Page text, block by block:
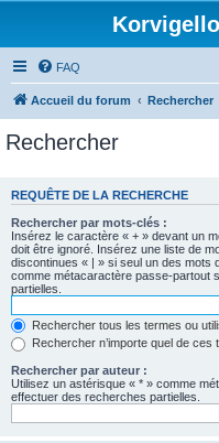
FAQ
Accueil du forum Rechercher
Rechercher
REQUÊTE DE LA RECHERCHE
Rechercher par mots-clés :
Insérez le caractère « + » devant un
doit être ignoré. Insérez une liste de
discontinues « | » si seul un des mots
comme métacaractère passe-partout
partielles.
Rechercher tous les termes ou
Rechercher n’importe quel de ces
Rechercher par auteur :
Utilisez un astérisque « * » comme
effectuer des recherches partielles.